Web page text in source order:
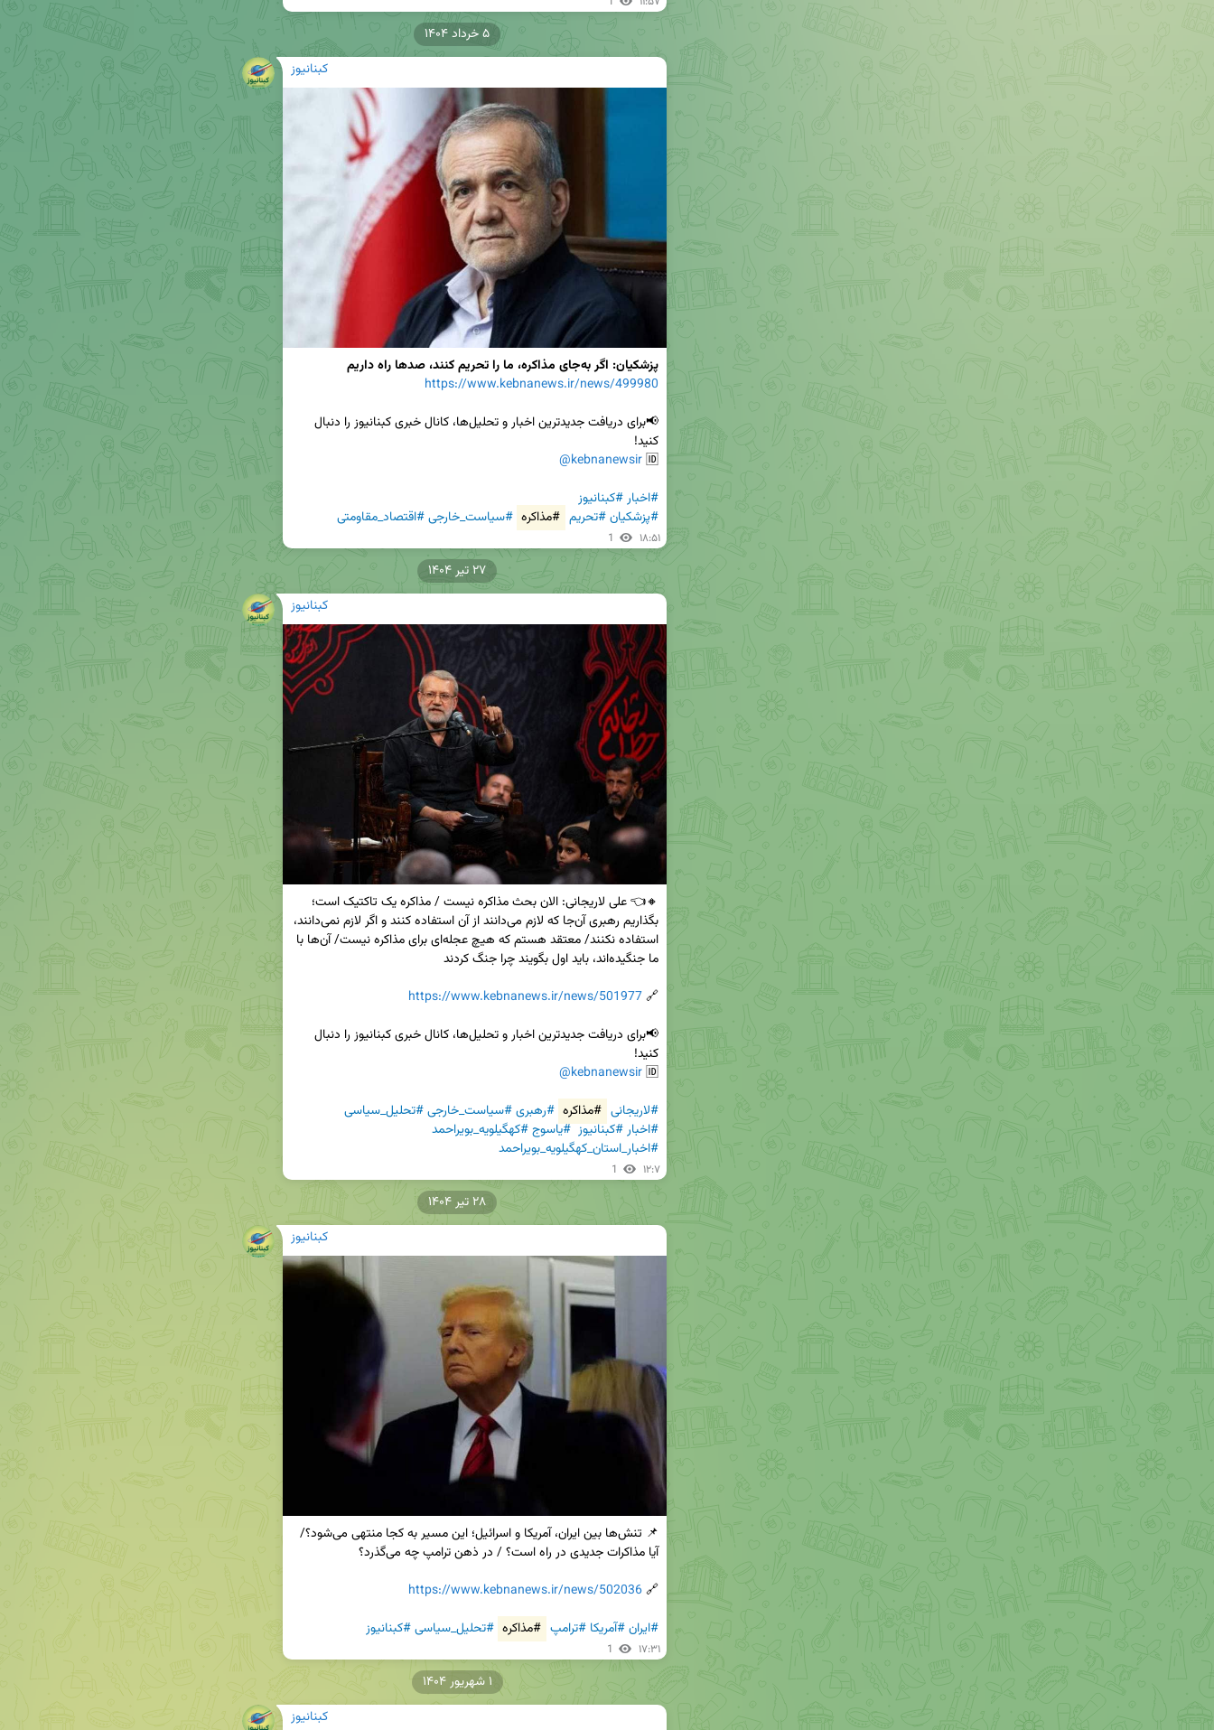
کبنانیوز
پزشکیان: اگر به‌جای مذاکره، ما را تحریم کنند، صدها راه داریم
https://www.kebnanews.ir/news/499980
🆔
@kebnanewsir
#اخبار#کبنانیوز
#پزشکیان#تحریم #مذاکره #سیاست_خارجی#اقتصاد_مقاومتی
1 ۱۸:۵۱
۵ خرداد ۱۴۰۴
کبنانیوز
🔗
https://www.kebnanews.ir/news/501977
🆔
@kebnanewsir
#لاریجانی #مذاکره #رهبری#سیاست_خارجی#تحلیل_سیاسی
#اخبار#کبنانیوز #یاسوج#کهگیلویه_بویراحمد
#اخبار_استان_کهگیلویه_بویراحمد
1 ۱۲:۷
۲۷ تیر ۱۴۰۴
کبنانیوز
📌 تنش‌ها بین ایران، آمریکا و اسرائیل؛ این مسیر به کجا منتهی می‌شود؟/
🔗
https://www.kebnanews.ir/news/502036
#ایران#آمریکا #ترامپ #مذاکره #تحلیل_سیاسی#کبنانیوز
1 ۱۷:۳۱
۲۸ تیر ۱۴۰۴
کبنانیوز
۱ شهریور ۱۴۰۴